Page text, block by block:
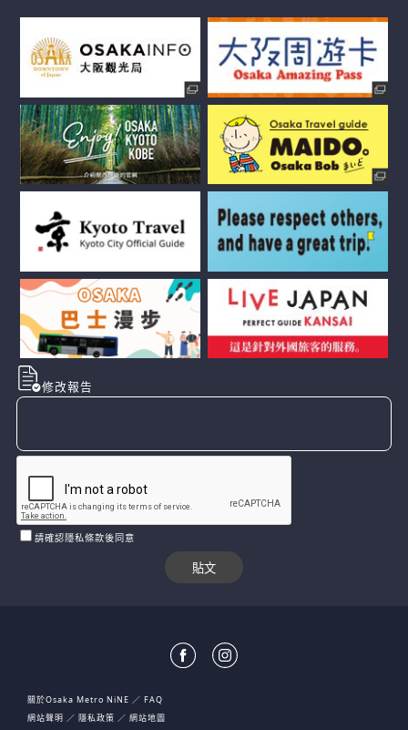
修改報告
請確認隱私條款後同意
關於Osaka Metro NiNE
FAQ
網站聲明
隱私政策 網站地圖